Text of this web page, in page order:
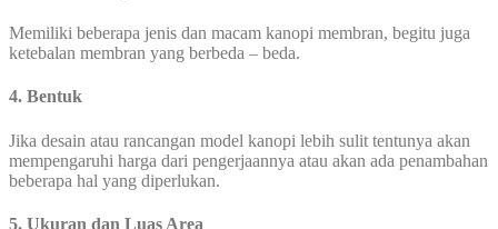
Memiliki beberapa jenis dan macam kanopi membran, begitu juga
ketebalan membran yang berbeda – beda.
4. Bentuk
Jika desain atau rancangan model kanopi lebih sulit tentunya akan
mempengaruhi harga dari pengerjaannya atau akan ada penambahan
beberapa hal yang diperlukan.
5. Ukuran dan Luas Area